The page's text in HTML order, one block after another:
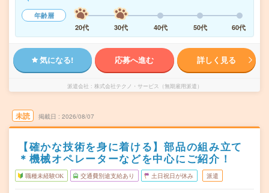
年齢層
20代
30代 40代 50代 60代
気になる! 応募へ進む 詳しく見る
派遣会社 株式会社テクノ・サービス（無期雇用派遣）
未読 掲載日 2026/08/07
【確かな技術を身に着ける】部品の組み立て
＊機械オペレーターなどを中心にご紹介！
職種未経験OK 交通費別途支給あり 土日祝日が休み 派遣